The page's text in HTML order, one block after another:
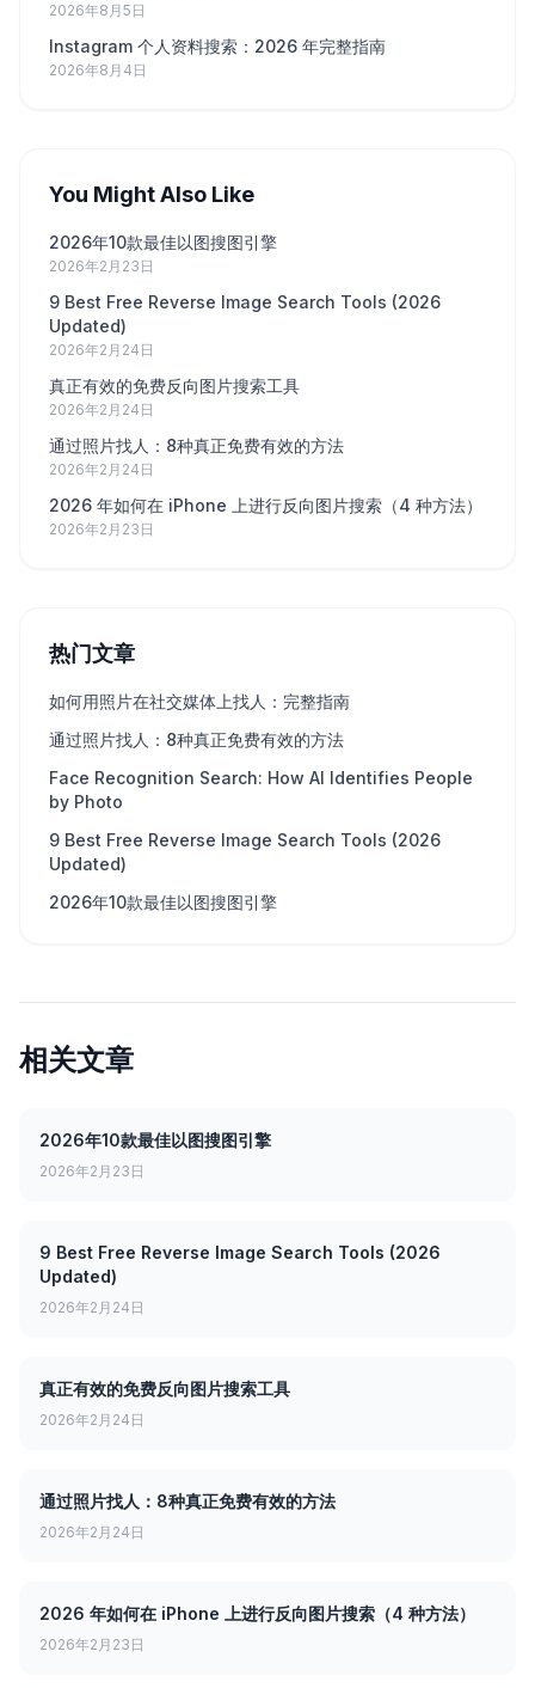
2026年8月5日
Instagram 个人资料搜索：2026 年完整指南
2026年8月4日
You Might Also Like
2026年10款最佳以图搜图引擎
2026年2月23日
9 Best Free Reverse Image Search Tools (2026
Updated)
2026年2月24日
真正有效的免费反向图片搜索工具
2026年2月24日
通过照片找人：8种真正免费有效的方法
2026年2月24日
2026 年如何在 iPhone 上进行反向图片搜索（4 种方法）
2026年2月23日
热门文章
如何用照片在社交媒体上找人：完整指南
通过照片找人：8种真正免费有效的方法
Face Recognition Search: How AI Identifies People
by Photo
9 Best Free Reverse Image Search Tools (2026
Updated)
2026年10款最佳以图搜图引擎
相关文章
2026年10款最佳以图搜图引擎
2026年2月23日
9 Best Free Reverse Image Search Tools (2026
Updated)
2026年2月24日
真正有效的免费反向图片搜索工具
2026年2月24日
通过照片找人：8种真正免费有效的方法
2026年2月24日
2026 年如何在 iPhone 上进行反向图片搜索（4 种方法）
2026年2月23日